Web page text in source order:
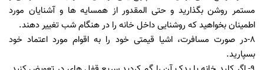
مستمر روشن بگذارید و حتی المقدور از همسایه ها و آشنایان مورد
اطمینان بخواهید که روشنایی داخل خانه را در هنگام شب تغییر دهند.
۸-در صورت مسافرت، اشیا قیمتی خود را به اقوام مورد اعتماد خود
بسپارید.